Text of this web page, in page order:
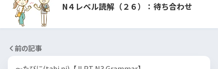
N４レベル読解（２６）：待ち合わせ
前の記事